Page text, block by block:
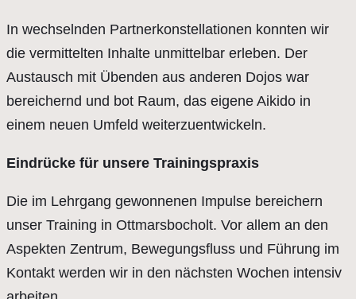
In wechselnden Partnerkonstellationen konnten wir
die vermittelten Inhalte unmittelbar erleben. Der
Austausch mit Übenden aus anderen Dojos war
bereichernd und bot Raum, das eigene Aikido in
einem neuen Umfeld weiterzuentwickeln.
Eindrücke für unsere Trainingspraxis
Die im Lehrgang gewonnenen Impulse bereichern
unser Training in Ottmarsbocholt. Vor allem an den
Aspekten Zentrum, Bewegungsfluss und Führung im
Kontakt werden wir in den nächsten Wochen intensiv